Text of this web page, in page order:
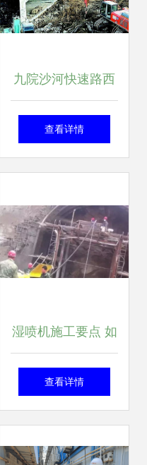
九院沙河快速路西
延工程 地下管线迂
道路摊铺成型陆续
推进
查看详情
湿喷机施工要点 如
何提高喷射混凝土
查看详情